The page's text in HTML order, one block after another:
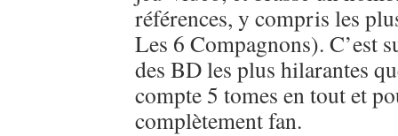
références, y compris les
Les 6 Compagnons). C’est
des BD les plus hilarantes
compte 5 tomes en tout et
complètement fan.